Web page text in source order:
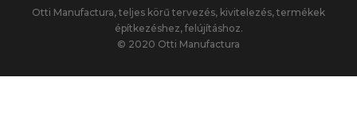
Otti Manufactura, teljes körű tervezés, kivitelezés, termékek
építkezéshez, felújításhoz.
© 2020 Otti Manufactura